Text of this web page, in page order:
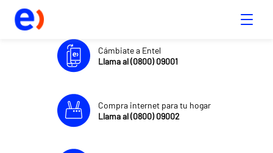
Cámbiate a Entel
Llama al (0800) 09001
Compra internet para tu hogar
Llama al (0800) 09002